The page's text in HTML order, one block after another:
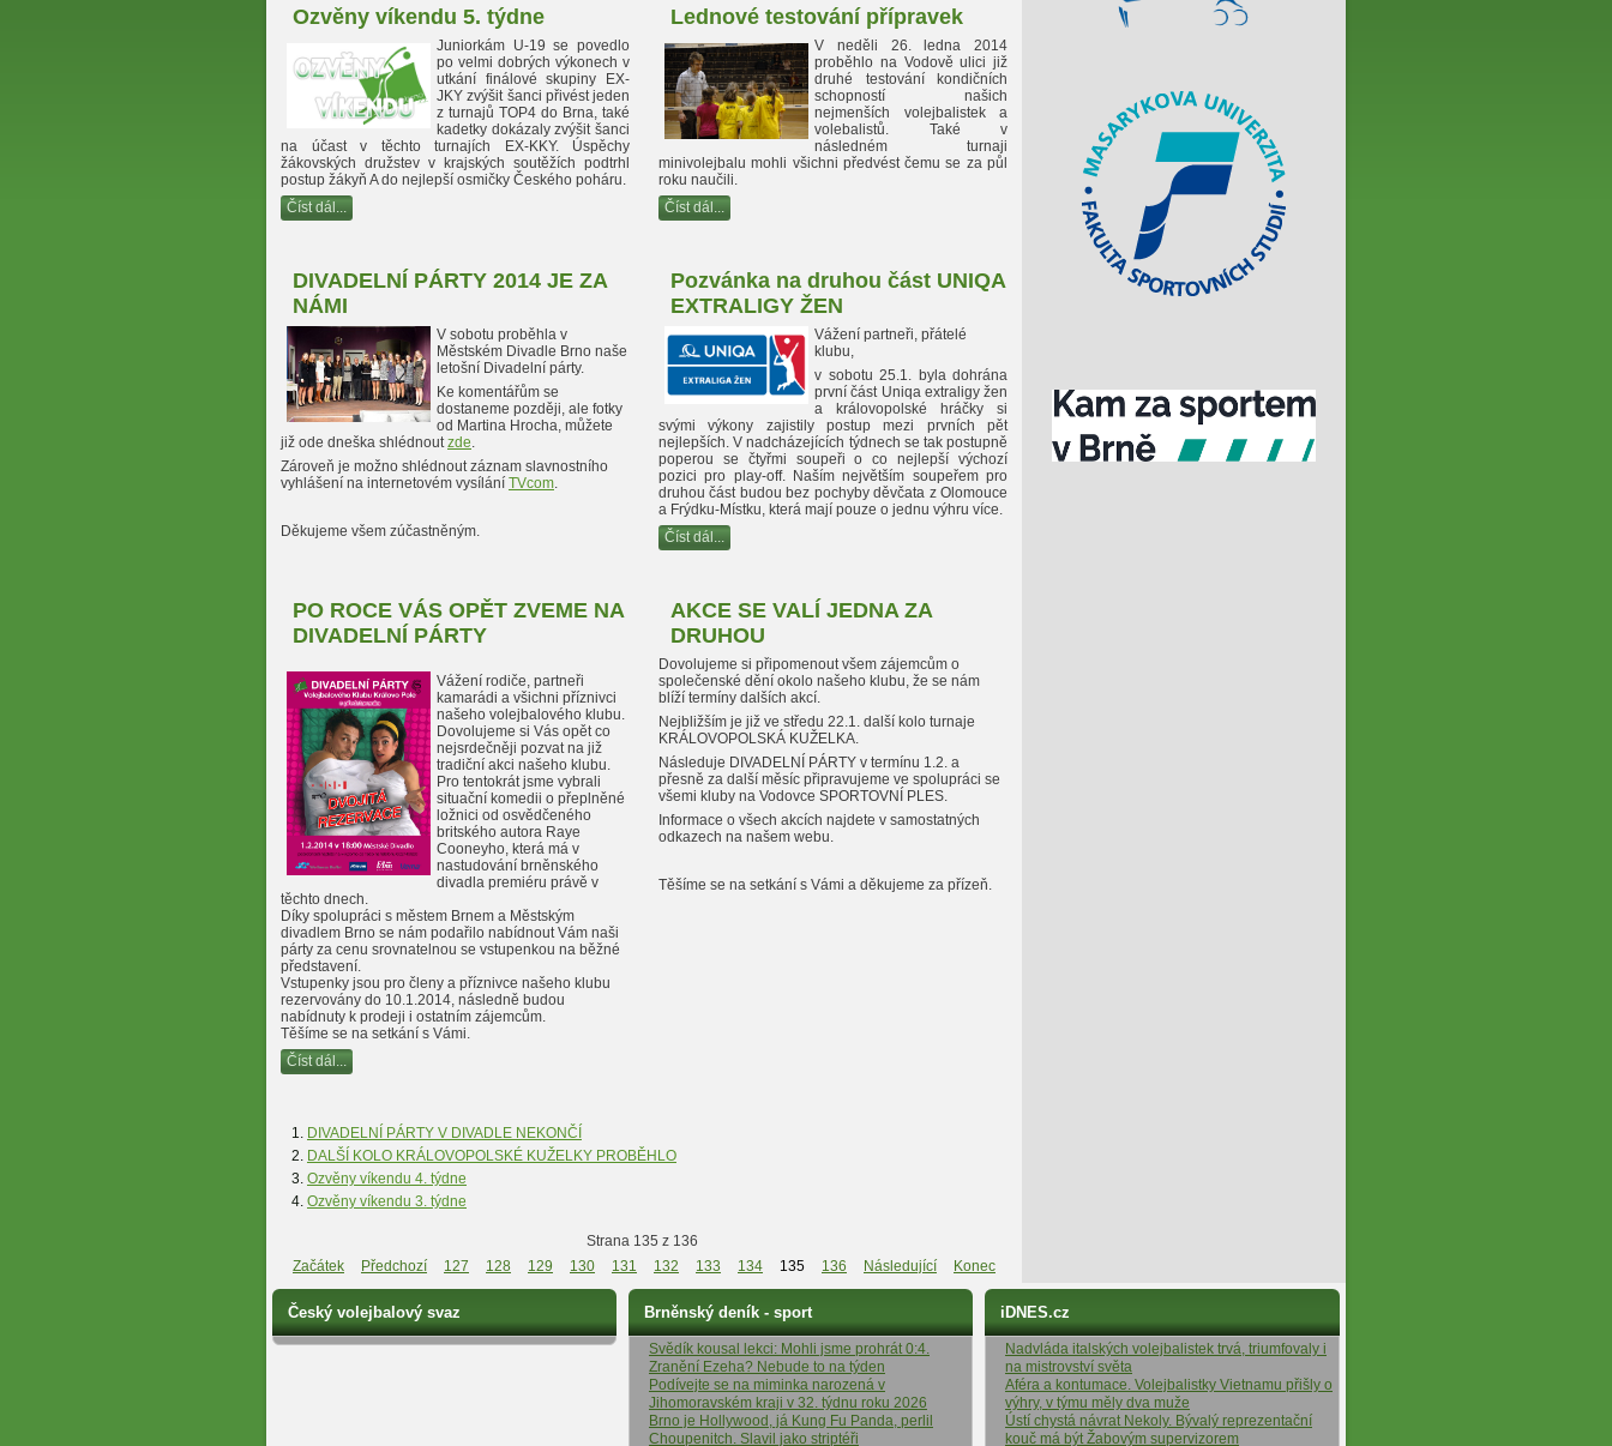
Ozvěny víkendu 5. týdne
Juniorkám U-19 se povedlo
po velmi dobrých výkonech v
utkání finálové skupiny EX-
JKY zvýšit šanci přivést jeden
z turnajů TOP4 do Brna, také
kadetky dokázaly zvýšit šanci
na účast v těchto turnajích EX-KKY. Úspěchy
žákovských družstev v krajských soutěžích podtrhl
postup žákyň A do nejlepší osmičky Českého poháru.
Číst dál...
Lednové testování přípravek
V neděli 26. ledna 2014
proběhlo na Vodově ulici již
druhé testování kondičních
schopností našich
nejmenších volejbalistek a
volebalistů. Také v
následném turnaji
minivolejbalu mohli všichni předvést čemu se za půl
roku naučili.
Číst dál...
DIVADELNÍ PÁRTY 2014 JE ZA
NÁMI
V sobotu proběhla v
Městském Divadle Brno naše
letošní Divadelní párty.
Ke komentářům se
dostaneme později, ale fotky
od Martina Hrocha, můžete
již ode dneška shlédnoutzde.
Zároveň je možno shlédnout záznam slavnostního
vyhlášení na internetovém vysílání TVcom.
Děkujeme všem zúčastněným.
Pozvánka na druhou část UNIQA
Vážení partneři, přátelé
klubu,
v sobotu 25.1. byla dohrána
první část Uniqa extraligy žen
a královopolské hráčky si
svými výkony zajistily postup mezi prvních pět
nejlepších. V nadcházejících týdnech se tak postupně
poperou se čtyřmi soupeři o co nejlepší výchozí
pozici pro play-off. Naším největším soupeřem pro
druhou část budou bez pochyby děvčata z Olomouce
a Frýdku-Místku, která mají pouze o jednu výhru více.
Číst dál...
PO ROCE VÁS OPĚT ZVEME NA
DIVADELNÍ PÁRTY
Vážení rodiče, partneři
kamarádi a všichni příznivci
našeho volejbalového klubu.
Dovolujeme si Vás opět co
nejsrdečněji pozvat na již
tradiční akci našeho klubu.
Pro tentokrát jsme vybrali
situační komedii o přeplněné
ložnici od osvědčeného
britského autora Raye
Cooneyho, která má v
nastudování brněnského
divadla premiéru právě v
těchto dnech.
Díky spolupráci s městem Brnem a Městským
divadlem Brno se nám podařilo nabídnout Vám naši
párty za cenu srovnatelnou se vstupenkou na běžné
představení.
Vstupenky jsou pro členy a příznivce našeho klubu
rezervovány do 10.1.2014, následně budou
nabídnuty k prodeji i ostatním zájemcům.
Těšíme se na setkání s Vámi.
Číst dál...
AKCE SE VALÍ JEDNA ZA
DRUHOU
Dovolujeme si připomenout všem zájemcům o
společenské dění okolo našeho klubu, že se nám
blíží termíny dalších akcí.
Nejbližším je již ve středu 22.1. další kolo turnaje
KRÁLOVOPOLSKÁ KUŽELKA.
Následuje DIVADELNÍ PÁRTY v termínu 1.2. a
přesně za další měsíc připravujeme ve spolupráci se
všemi kluby na Vodovce SPORTOVNÍ PLES.
Informace o všech akcích najdete v samostatných
odkazech na našem webu.
Těšíme se na setkání s Vámi a děkujeme za přízeň.
DIVADELNÍ PÁRTY V DIVADLE NEKONČÍ
DALŠÍ KOLO KRÁLOVOPOLSKÉ KUŽELKY PROBĚHLO
Ozvěny víkendu 4. týdne
Ozvěny víkendu 3. týdne
Strana 135 z 136
Začátek
Předchozí 127 128 129 130 131 132 133 134 135 136 Následující Konec
Český volejbalový svaz Brněnský deník - sport
Svědík kousal lekci: Mohli jsme prohrát 0:4.
Zranění Ezeha? Nebude to na týden
Podívejte se na miminka narozená v
Jihomoravském kraji v 32. týdnu roku 2026
Brno je Hollywood, já Kung Fu Panda, perlil
Choupenitch. Slavil jako striptéři
iDNES.cz
Nadvláda italských volejbalistek trvá, triumfovaly i
na mistrovství světa
Aféra a kontumace. Volejbalistky Vietnamu přišly o
výhry, v týmu měly dva muže
Ústí chystá návrat Nekoly. Bývalý reprezentační
kouč má být Žabovým supervizorem